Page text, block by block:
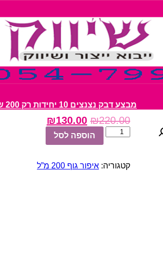
מבצע דבק נצנצים 10 יחידות רק 200 ש"ח
₪220.00
₪130.00
כמות
של
-
הוספה לסל
קטגוריה: איפור גוף 200 מ”ל